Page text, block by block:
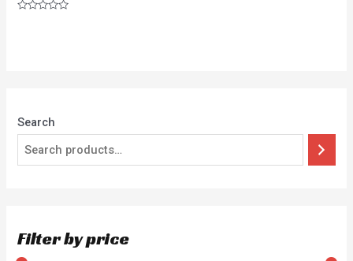
Search
Filter by price